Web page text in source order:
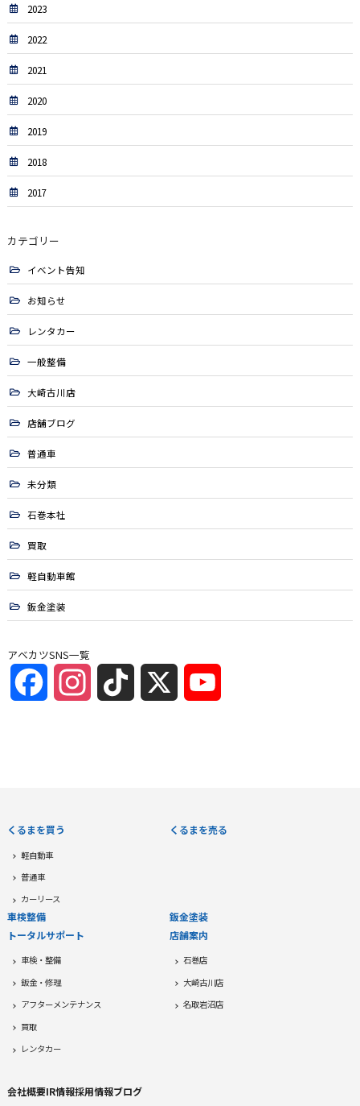
2023
2022
2021
2020
2019
2018
2017
カテゴリー
イベント告知
お知らせ
レンタカー
一般整備
大崎古川店
店舗ブログ
普通車
未分類
石巻本社
買取
軽自動車館
鈑金塗装
アベカツSNS一覧
FacebookInstagramTikTok
くるまを買う
軽自動車
普通車
カーリース
くるまを売る
車検整備
鈑金塗装
トータルサポート
車検・整備
鈑金・修理
アフターメンテナンス
買取
レンタカー
店舗案内
石巻店
大崎古川店
名取岩沼店
会社概要IR情報採用情報ブログ